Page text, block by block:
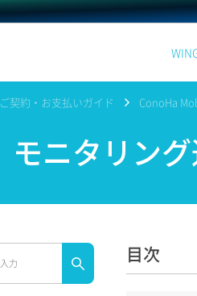
ご契約・お支払いガイド ConoHa
モニタリン
目次